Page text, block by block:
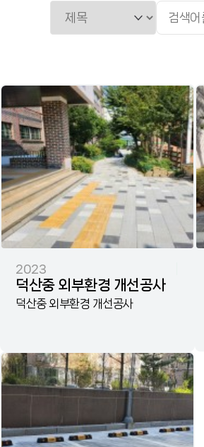
검색어 필수
2023
덕산중 외부환경 개선공사
덕산중 외부환경 개선공사